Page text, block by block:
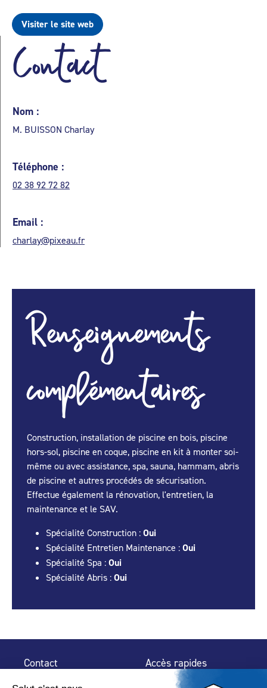
Visiter le site web
Contact
Nom :
M. BUISSON Charlay
Téléphone :
02 38 92 72 82
Email :
charlay@pixeau.fr
Renseignements
complémentaires
Construction, installation de piscine en bois, piscine
hors-sol, piscine en coque, piscine en kit à monter soi-
même ou avec assistance, spa, sauna, hammam, abris
de piscine et autres procédés de sécurisation.
Effectue également la rénovation, l'entretien, la
maintenance et le SAV.
Spécialité Construction : Oui
Spécialité Entretien Maintenance : Oui
Spécialité Spa : Oui
Spécialité Abris : Oui
Contact
32 rue de Mogador
Accès rapides
Espace Presse